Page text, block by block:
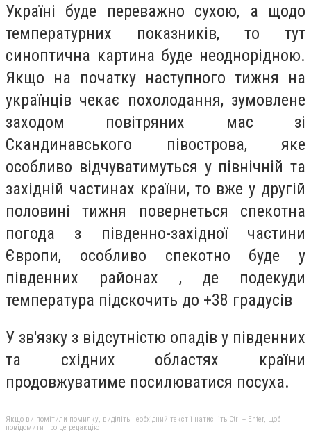
Україні буде переважно сухою, а щодо
температурних показників, то тут
синоптична картина буде неоднорідною.
Якщо на початку наступного тижня на
українців чекає похолодання, зумовлене
заходом повітряних мас зі
Скандинавського півострова, яке
особливо відчуватимуться у північній та
західній частинах країни, то вже у другій
половині тижня повернеться спекотна
погода з південно-західної частини
Європи, особливо спекотно буде у
південних районах , де подекуди
температура підскочить до +38 градусів
У зв'язку з відсутністю опадів у південних
та східних областях країни
продовжуватиме посилюватися посуха.
Якщо ви помітили помилку, виділіть необхідний текст і натисніть Ctrl + Enter, щоб
повідомити про це редакцію